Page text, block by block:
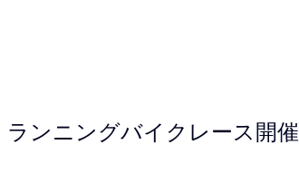
ランニングバイクレース開催